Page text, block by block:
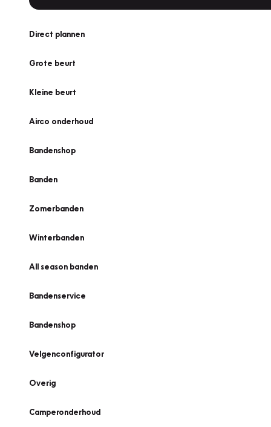
Direct plannen
Grote beurt
Kleine beurt
Airco onderhoud
Bandenshop
Banden
Zomerbanden
Winterbanden
All season banden
Bandenservice
Bandenshop
Velgenconfigurator
Overig
Camperonderhoud